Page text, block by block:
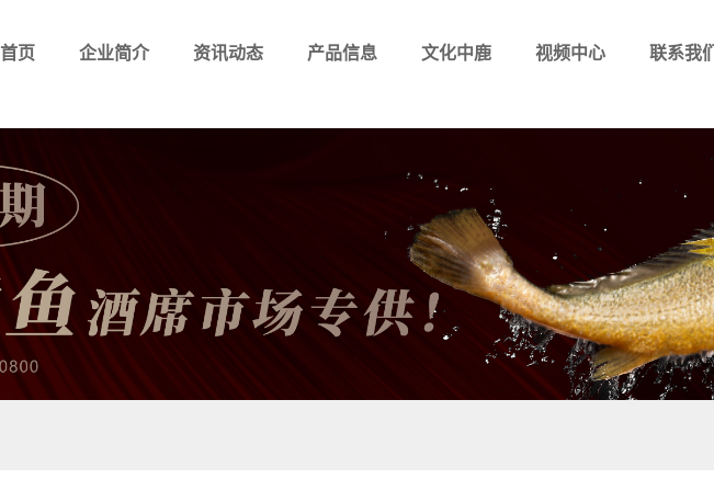
首页 企业简介 资讯动态 产品信息 文化中鹿 视频中心 联系我们